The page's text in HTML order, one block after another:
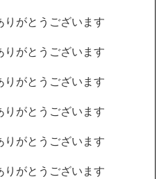
りがとうございます
りがとうございます
りがとうございます
りがとうございます
りがとうございます
りがとうございます